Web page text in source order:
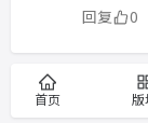
回复 0
首页 版